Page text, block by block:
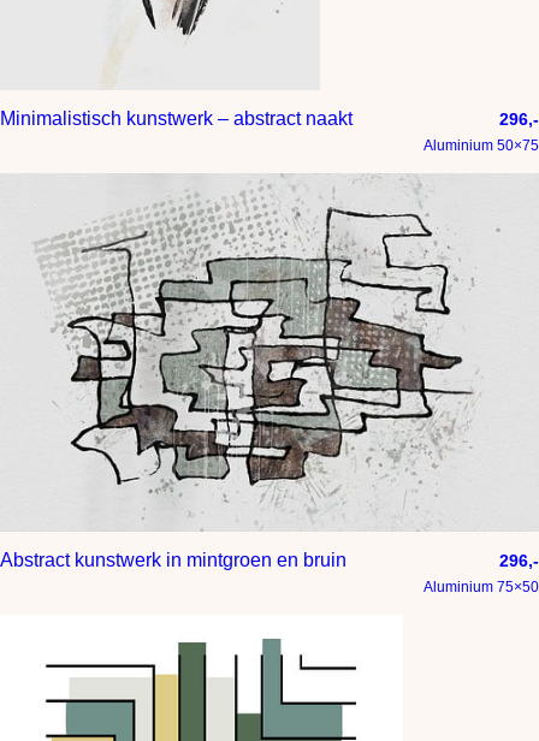
Minimalistisch kunstwerk – abstract naakt 296,-
Aluminium 50×75
Abstract kunstwerk in mintgroen en bruin 296,-
Aluminium 75×50